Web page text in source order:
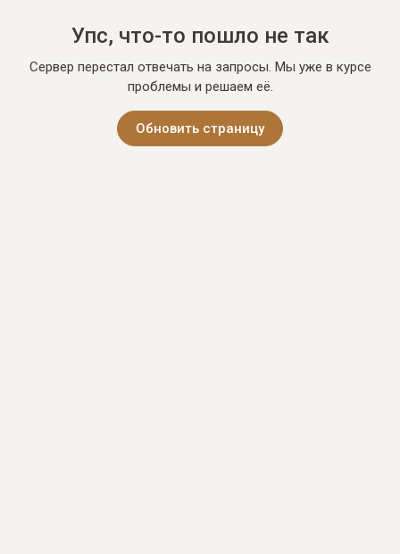
Упс, что-то пошло не так
Сервер перестал отвечать на запросы. Мы уже в курсе
проблемы и решаем её.
Обновить страницу